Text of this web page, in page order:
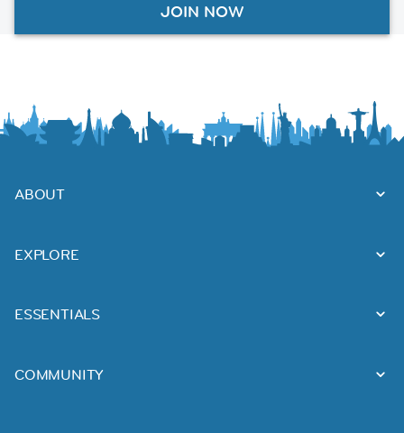
JOIN NOW
ABOUT
EXPLORE
ESSENTIALS
COMMUNITY